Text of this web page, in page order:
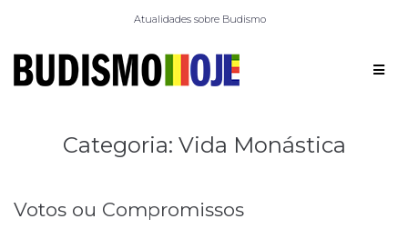
Atualidades sobre Budismo
Categoria: Vida Monástica
Votos ou Compromissos